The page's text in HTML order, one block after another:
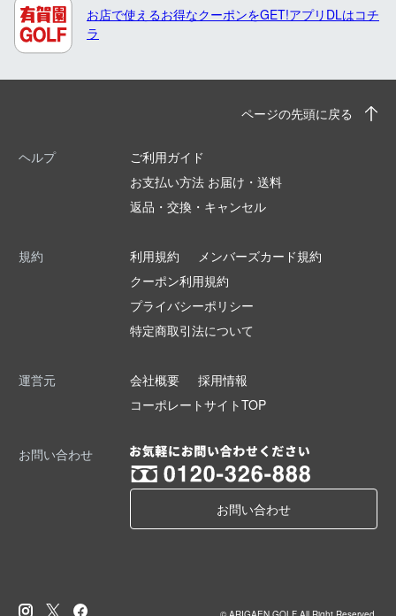
お店で使えるお得なクーポンをGET!アプリDLはコチ
ラ
ページの先頭に戻る
ヘルプ
ご利用ガイド
お支払い方法 お届け・送料
返品・交換・キャンセル
規約 利用規約
メンバーズカード規約
クーポン利用規約
プライバシーポリシー
特定商取引法について
運営元 会社概要
採用情報
コーポレートサイトTOP
お問い合わせ
お問い合わせ